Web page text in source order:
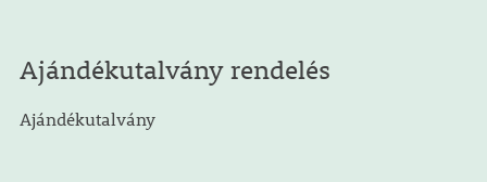
Ajándékutalvány rendelés
Ajándékutalvány